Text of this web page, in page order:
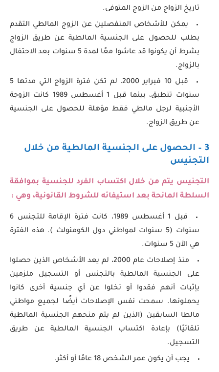
تاريخ الزواج من الزوج المتوفى.
يمكن للأشخاص المنفصلين عن الزوج المالطي التقدم
بطلب للحصول على الجنسية المالطية عن طريق الزواج
بشرط أن يكونوا قد عاشوا معًا لمدة 5 سنوات بعد الاحتفال
بالزواج.
قبل 10 فبراير 2000، لم تكن فترة الزواج التي مدتها 5
سنوات تنطبق، بينما قبل 1 أغسطس 1989 كانت الزوجة
الأجنبية لرجل مالطي فقط مؤهلة للحصول على الجنسية
عن طريق الزواج.
3 – الحصول على الجنسية المالطية من خلال
التجنيس
التجنيس يتم من خلال اكتساب الفرد للجنسية بموافقة
السلطة المانحة بعد استيفائه للشروط القانونية، وهي :
قبل 1 أغسطس 1989، كانت فترة الإقامة للتجنس 6
سنوات (5 سنوات لمواطني دول الكومنولث ). هذه الفترة
هي الآن 5 سنوات.
منذ إصلاحات عام 2000، لم يعد الأشخاص الذين حصلوا
على الجنسية المالطية بالتجنس أو التسجيل ملزمين
بإثبات أنهم فقدوا أو تخلوا عن أي جنسية أخرى كانوا
يحملونها. سمحت نفس الإصلاحات أيضًا لجميع مواطني
مالطا السابقين (الذين لم يتم منحهم الجنسية المالطية
تلقائيًا) بإعادة اكتساب الجنسية المالطية عن طريق
التسجيل.
يجب أن يكون عمر الشخص 18 عامًا أو أكثر.